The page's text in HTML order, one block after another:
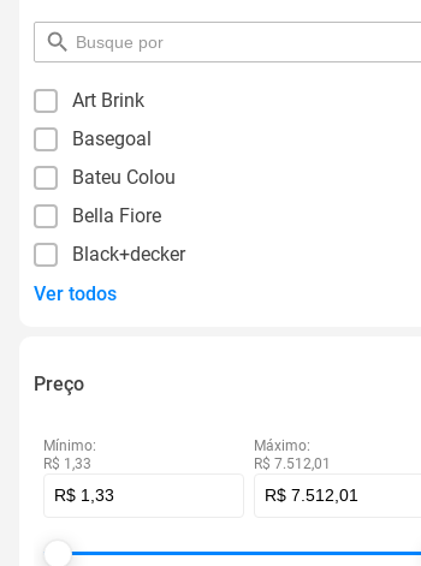
pesquisar
por
Art Brink
Basegoal
Bateu Colou
Bella Fiore
Black+decker
Ver todos
Preço
Mínimo:
R$ 1,33
Máximo:
R$ 7.512,01